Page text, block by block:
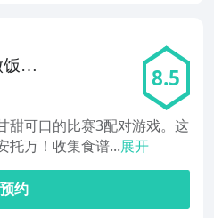
：
8.5
甜可口的比赛3配对游戏。这
托万！收集食谱...展开
预约